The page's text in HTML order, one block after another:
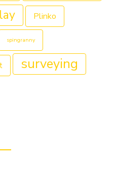
Plinko
spingranny
surveying